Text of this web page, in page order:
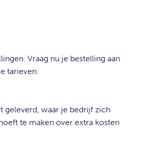
Vraag nu je bestelling aan
tarieven.
geleverd, waar je bedrijf zich
te maken over extra kosten